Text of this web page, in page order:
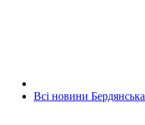
Всі новини Бердянська